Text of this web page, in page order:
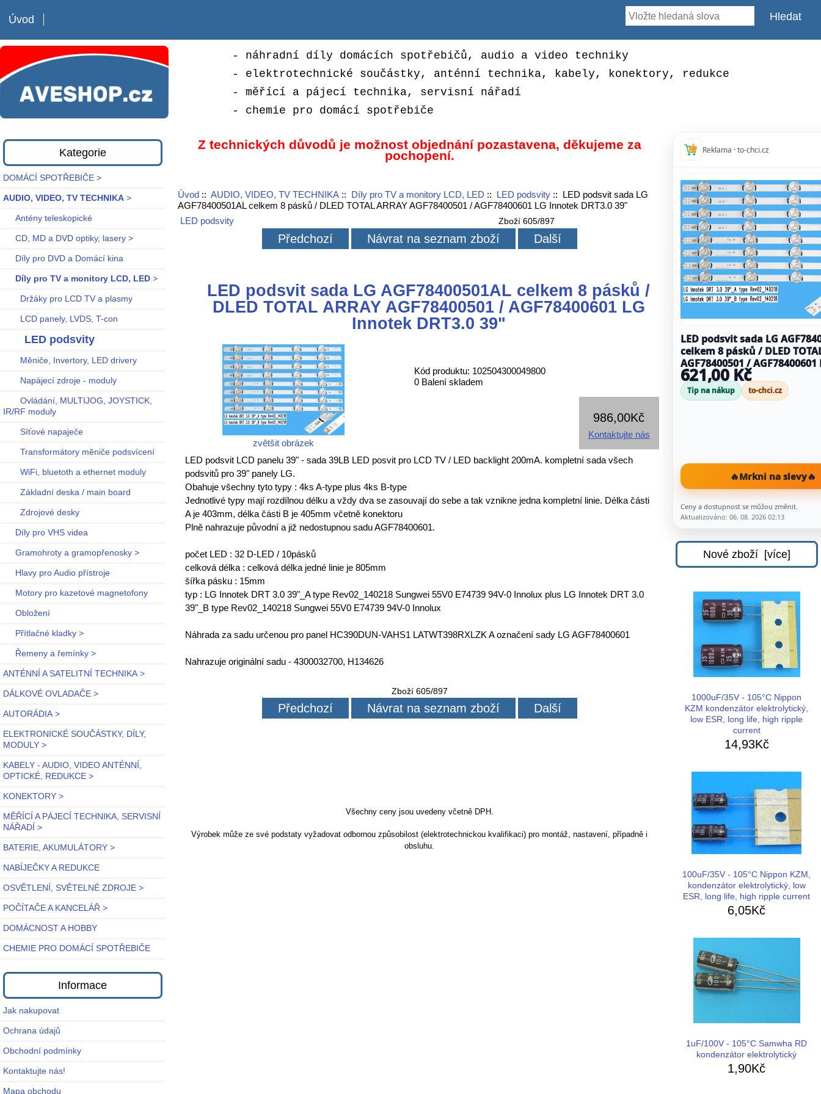
Úvod
- náhradní díly domácích spotřebičů, audio a video techniky
- elektrotechnické součástky, anténní technika, kabely, konektory, redukce
- měřící a pájecí technika, servisní nářadí
- chemie pro domácí spotřebiče
Kategorie
DOMÁCÍ SPOTŘEBIČE >
AUDIO, VIDEO, TV TECHNIKA >
Antény teleskopické
CD, MD a DVD optiky, lasery >
Díly pro DVD a Domácí kina
Díly pro TV a monitory LCD, LED >
Držáky pro LCD TV a plasmy
LCD panely, LVDS, T-con
LED podsvity
Měniče, Invertory, LED drivery
Napájecí zdroje - moduly
Ovládání, MULTIJOG, JOYSTICK,
IR/RF moduly
Síťové napaječe
Transformátory měniče podsvícení
WiFi, bluetoth a ethernet moduly
Základní deska / main board
Zdrojové desky
Díly pro VHS videa
Gramohroty a gramopřenosky >
Hlavy pro Audio přístroje
Motory pro kazetové magnetofony
Obložení
Přítlačné kladky >
Řemeny a řemínky >
ANTÉNNÍ A SATELITNÍ TECHNIKA >
DÁLKOVÉ OVLADAČE >
AUTORÁDIA >
ELEKTRONICKÉ SOUČÁSTKY, DÍLY,
MODULY >
KABELY - AUDIO, VIDEO ANTÉNNÍ,
OPTICKÉ, REDUKCE >
KONEKTORY >
MĚŘÍCÍ A PÁJECÍ TECHNIKA, SERVISNÍ
NÁŘADÍ >
BATERIE, AKUMULÁTORY >
NABÍJEČKY A REDUKCE
OSVĚTLENÍ, SVĚTELNÉ ZDROJE >
POČÍTAČE A KANCELÁŘ >
DOMÁCNOST A HOBBY
CHEMIE PRO DOMÁCÍ SPOTŘEBIČE
Informace
Jak nakupovat
Ochrana údajů
Obchodní podmínky
Kontaktujte nás!
Mapa obchodu
Z technických důvodů je možnost objednání pozastavena, děkujeme za
pochopení.
Úvod:: AUDIO, VIDEO, TV TECHNIKA:: Díly pro TV a monitory LCD, LED :: LED podsvity:: LED podsvit sada LG
AGF78400501AL celkem 8 pásků / DLED TOTAL ARRAY AGF78400501 / AGF78400601 LG Innotek DRT3.0 39"
LED podsvity
Zboží 605/897
Předchozí Návrat na seznam zboží Další
LED podsvit sada LG AGF78400501AL celkem 8 pásků /
DLED TOTAL ARRAY AGF78400501 / AGF78400601 LG
Innotek DRT3.0 39"
zvětšit obrázek
Kód produktu: 102504300049800
0 Balení skladem
986,00Kč
Kontaktujte nás
LED podsvit LCD panelu 39" - sada 39LB LED posvit pro LCD TV / LED backlight 200mA. kompletní sada všech
podsvitů pro 39" panely LG.
Obahuje všechny tyto typy : 4ks A-type plus 4ks B-type
Jednotlivé typy mají rozdílnou délku a vždy dva se zasouvají do sebe a tak vznikne jedna kompletní linie. Délka části
A je 403mm, délka části B je 405mm včetně konektoru
Plně nahrazuje původní a již nedostupnou sadu AGF78400601.
počet LED : 32 D-LED / 10pásků
celková délka : celková délka jedné linie je 805mm
šířka pásku : 15mm
typ : LG Innotek DRT 3.0 39"_A type Rev02_140218 Sungwei 55V0 E74739 94V-0 Innolux plus LG Innotek DRT 3.0
39"_B type Rev02_140218 Sungwei 55V0 E74739 94V-0 Innolux
Náhrada za sadu určenou pro panel HC390DUN-VAHS1 LATWT398RXLZK A označení sady LG AGF78400601
Nahrazuje originální sadu - 4300032700, H134626
Zboží 605/897
Předchozí Návrat na seznam zboží Další
Všechny ceny jsou uvedeny včetně DPH.
Výrobek může ze své podstaty vyžadovat odbornou způsobilost (elektrotechnickou kvalifikaci) pro montáž, nastavení, případně i
obsluhu.
Reklama · to-chci.cz
LED podsvit sada LG
celkem 8 pásků / DLED
AGF78400501 / AGF78400601 LG
Innotek DRT3.0 39"
621,00 Kč
Tip na nákup to-chci.cz
🔥Mrkni na slevy🔥
Ceny a dostupnost se můžou změnit.
Aktualizováno: 06. 08. 2026 02:13
Nové zboží [více]
1000uF/35V - 105°C Nippon
KZM kondenzátor elektrolytický,
low ESR, long life, high ripple
current
14,93Kč
100uF/35V - 105°C Nippon KZM,
kondenzátor elektrolytický, low
ESR, long life, high ripple current
6,05Kč
1uF/100V - 105°C Samwha RD
kondenzátor elektrolytický
1,90Kč